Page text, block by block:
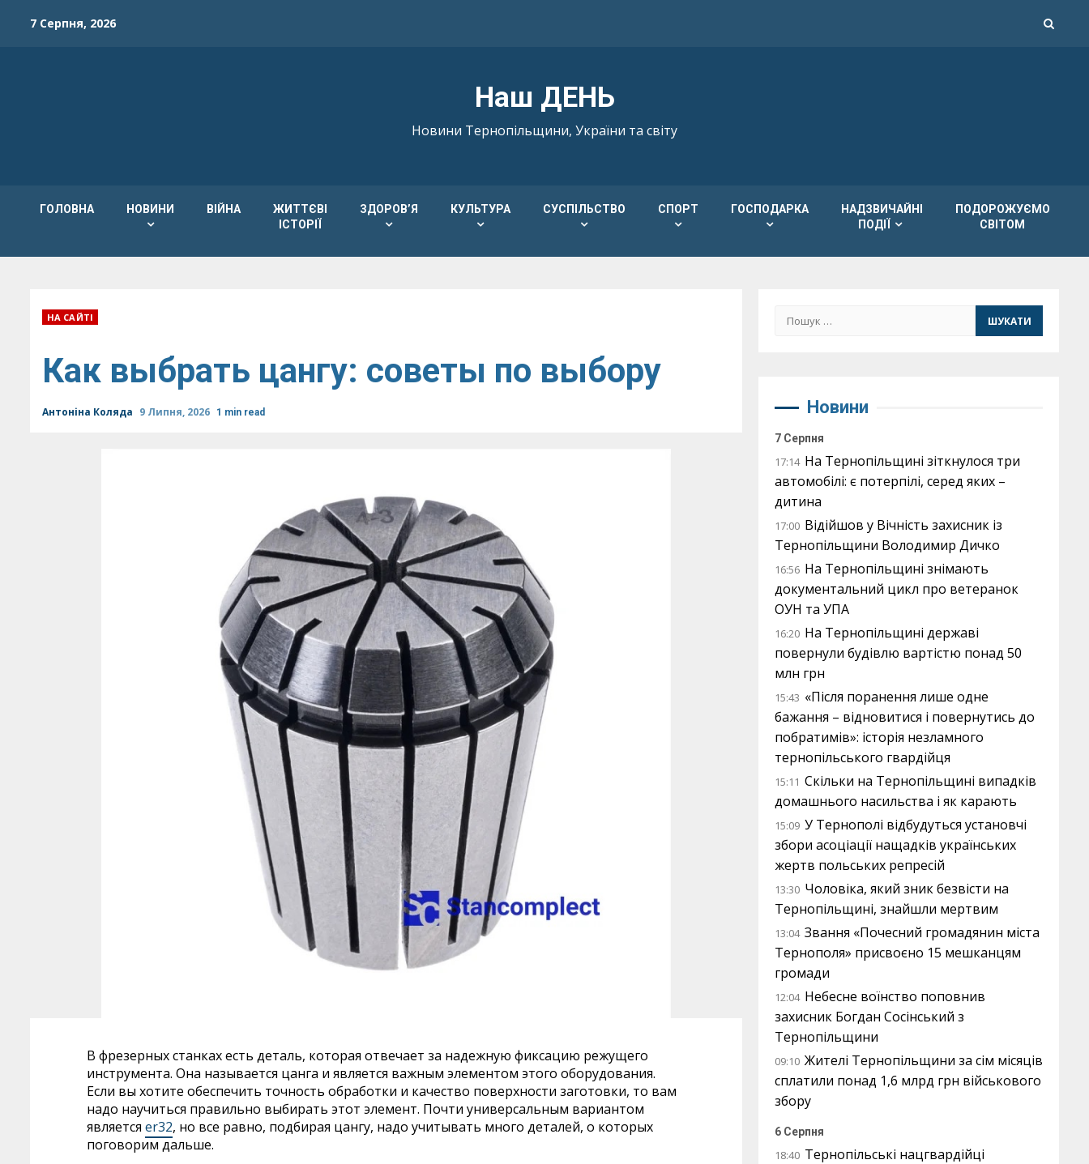
7 Серпня, 2026
Наш ДЕНЬ
Новини Тернопільщини, України та світу
ГОЛОВНА НОВИНИ ВІЙНА
ЖИТТЄВІ
ІСТОРІЇ
ЗДОРОВ’Я КУЛЬТУРА СУСПІЛЬСТВО СПОРТ ГОСПОДАРКА
НАДЗВИЧАЙНІ
ПОДІЇ
ПОДОРОЖУЄМО
СВІТОМ
НА САЙТІ
Как выбрать цангу: советы по выбору
Антоніна Коляда 9 Липня, 2026 1 min read
В фрезерных станках есть деталь, которая отвечает за надежную фиксацию режущего
инструмента. Она называется цанга и является важным элементом этого оборудования.
Если вы хотите обеспечить точность обработки и качество поверхности заготовки, то вам
надо научиться правильно выбирать этот элемент. Почти универсальным вариантом
является er32, но все равно, подбирая цангу, надо учитывать много деталей, о которых
поговорим дальше.
Пошук:
Новини
7 Серпня
17:14 На Тернопільщині зіткнулося три
автомобілі: є потерпілі, серед яких –
дитина
17:00 Відійшов у Вічність захисник із
Тернопільщини Володимир Дичко
16:56 На Тернопільщині знімають
документальний цикл про ветеранок
ОУН та УПА
16:20 На Тернопільщині державі
повернули будівлю вартістю понад 50
млн грн
15:43 «Після поранення лише одне
бажання – відновитися і повернутись до
побратимів»: історія незламного
тернопільського гвардійця
15:11 Скільки на Тернопільщині випадків
домашнього насильства і як карають
15:09 У Тернополі відбудуться установчі
збори асоціації нащадків українських
жертв польських репресій
13:30 Чоловіка, який зник безвісти на
Тернопільщині, знайшли мертвим
13:04 Звання «Почесний громадянин міста
Тернополя» присвоєно 15 мешканцям
громади
12:04 Небесне воїнство поповнив
захисник Богдан Сосінський з
Тернопільщини
09:10 Жителі Тернопільщини за сім місяців
сплатили понад 1,6 млрд грн військового
збору
6 Серпня
18:40 Тернопільські нацгвардійці